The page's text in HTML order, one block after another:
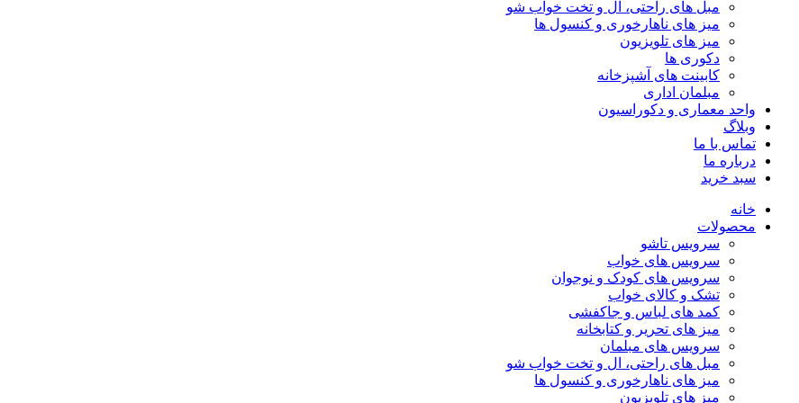
مبل های راحتی، ال و تخت خواب شو
میز های ناهارخوری و کنسول ها
میز های تلویزیون
دکوری ها
کابینت های آشپزخانه
مبلمان اداری
واحد معماری و دکوراسیون
وبلاگ
تماس با ما
درباره ما
سبد خرید
خانه
محصولات
سرویس تاشو
سرویس های خواب
سرویس های کودک و نوجوان
تشک و کالای خواب
کمد های لباس و جاکفشی
میز های تحریر و کتابخانه
سرویس های مبلمان
مبل های راحتی، ال و تخت خواب شو
میز های ناهارخوری و کنسول ها
میز های تلویزیون